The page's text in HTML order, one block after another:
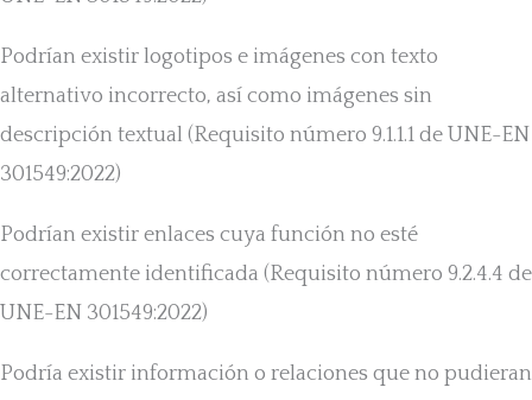
Podrían existir logotipos e imágenes con texto
alternativo incorrecto, así como imágenes sin
descripción textual (Requisito número 9.1.1.1 de UNE-EN
301549:2022)
Podrían existir enlaces cuya función no esté
correctamente identificada (Requisito número 9.2.4.4 de
UNE-EN 301549:2022)
Podría existir información o relaciones que no pudieran